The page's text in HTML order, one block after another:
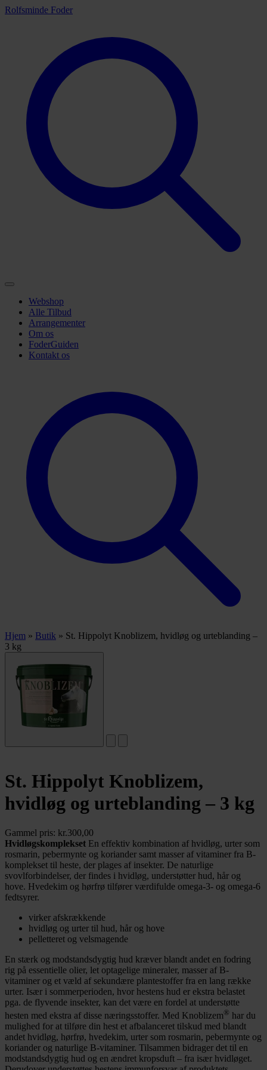
Rolfsminde Foder
Webshop
Alle Tilbud
Arrangementer
Om os
FoderGuiden
Kontakt os
Hjem » Butik » St. Hippolyt Knoblizem, hvidløg og urteblanding –
3 kg
St. Hippolyt Knoblizem,
hvidløg og urteblanding – 3 kg
Gammel pris: kr.300,00
Hvidløgskomplekset En effektiv kombination af hvidløg, urter som
rosmarin, pebermynte og koriander samt masser af vitaminer fra B-
komplekset til heste, der plages af insekter. De naturlige
svovlforbindelser, der findes i hvidløg, understøtter hud, hår og
hove. Hvedekim og hørfrø tilfører værdifulde omega-3- og omega-6
fedtsyrer.
virker afskrækkende
hvidløg og urter til hud, hår og hove
pelletteret og velsmagende
En stærk og modstandsdygtig hud kræver blandt andet en fodring
rig på essentielle olier, let optagelige mineraler, masser af B-
vitaminer og et væld af sekundære plantestoffer fra en lang række
urter. Især i sommerperioden, hvor hestens hud er ekstra belastet
pga. de flyvende insekter, kan det være en fordel at understøtte
hesten med ekstra af disse næringsstoffer. Med Knoblizem® har du
mulighed for at tilføre din hest et afbalanceret tilskud med blandt
andet hvidløg, hørfrø, hvedekim, urter som rosmarin, pebermynte og
koriander og naturlige B-vitaminer. Tilsammen bidrager det til en
modstandsdygtig hud og en ændret kropsduft – fra især hvidløget.